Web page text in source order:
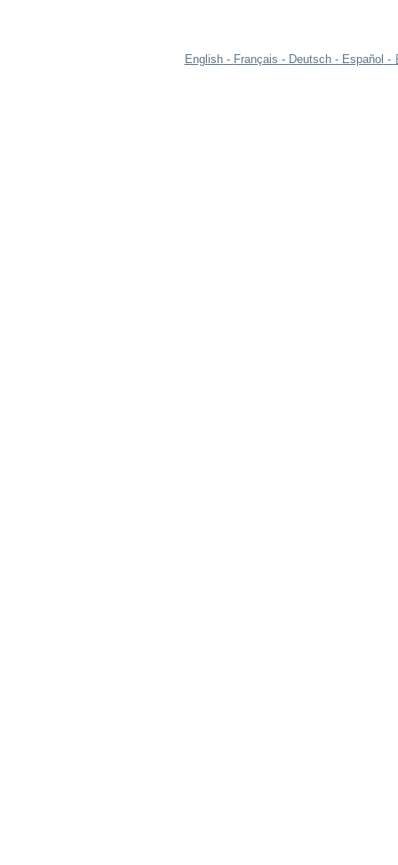
English Français Deutsch Español